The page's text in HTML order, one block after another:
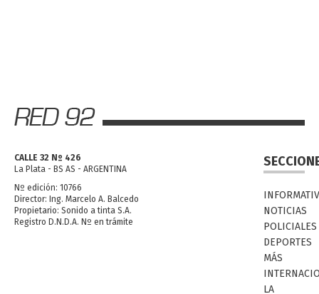
CALLE 32 Nº 426
La Plata - BS AS - ARGENTINA
Nº edición: 10766
Director: Ing. Marcelo A. Balcedo
Propietario: Sonido a tinta S.A.
Registro D.N.D.A. Nº en trámite
NOTICIAS
POLICIALES
DEPORTES
MÁS
LA